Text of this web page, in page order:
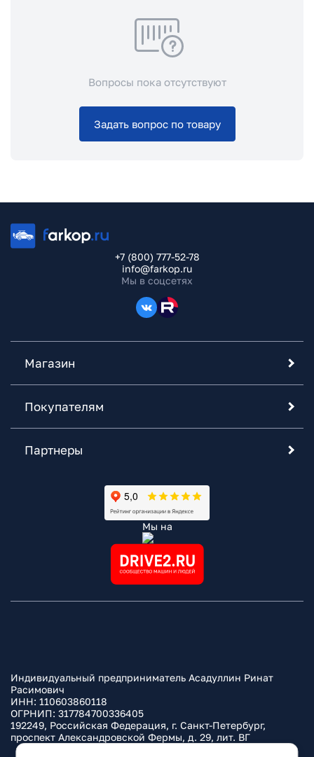
Вопросы пока отсутствуют
Задать вопрос по товару
+7 (800) 777-52-78
info@farkop.ru
Мы в соцсетях
Магазин
Покупателям
Партнеры
Мы на
Индивидуальный предприниматель Асадуллин Ринат
Расимович
ИНН: 110603860118
ОГРНИП: 317784700336405
192249, Российская Федерация, г. Санкт-Петербург,
проспект Александровской Фермы, д. 29, лит. ВГ